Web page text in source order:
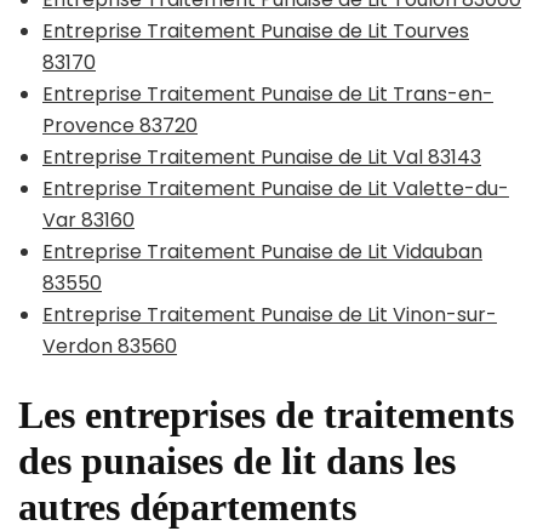
Entreprise Traitement Punaise de Lit Tourves
83170
Entreprise Traitement Punaise de Lit Trans-en-
Provence 83720
Entreprise Traitement Punaise de Lit Val 83143
Entreprise Traitement Punaise de Lit Valette-du-
Var 83160
Entreprise Traitement Punaise de Lit Vidauban
83550
Entreprise Traitement Punaise de Lit Vinon-sur-
Verdon 83560
Les entreprises de traitements
des punaises de lit dans les
autres départements